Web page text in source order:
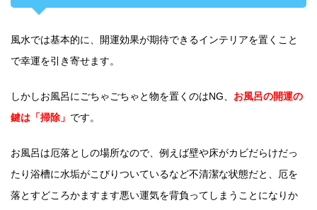
風水では基本的に、開運効果が期待できるインテリアを置くこと
で幸運を引き寄せます。
しかしお風呂にごちゃごちゃと物を置くのはNG、 お風呂の開運の
鍵は「掃除」 です。
お風呂は厄落としの場所なので、例えば壁や床がカビだらけだっ
たり浴槽に水垢がこびりついているなど不清潔な状態だと、厄を
落とすどころかますます悪い運気を背負ってしまうことになりか